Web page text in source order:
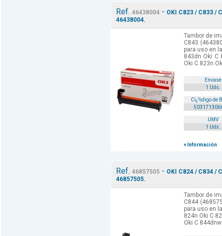
Ref. 46438004- OKI C823 / C833 /
46438004.
Tambor de
C843
para uso en
843dn Oki C
Oki C 823n
Envase
1 Uds.
Cï¿½digo de
UMV
1 Uds.
+ Información
Ref. 46857505- OKI C824 / C834 /
46857505.
Tambor de
C844
para uso en
824n Oki C
Oki C